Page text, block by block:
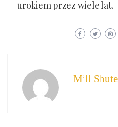
urokiem przez wiele lat.
Mill Shute